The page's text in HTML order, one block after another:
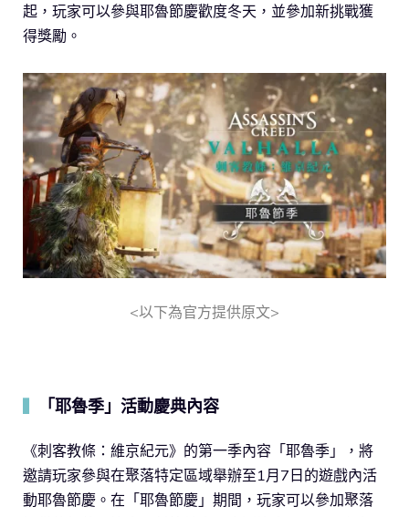
起，玩家可以參與耶魯節慶歡度冬天，並參加新挑戰獲
得獎勵。
<以下為官方提供原文>
「耶魯季」活動慶典內容
《刺客教條：維京紀元》的第一季內容「耶魯季」，將
邀請玩家參與在聚落特定區域舉辦至1月7日的遊戲內活
動耶魯節慶。在「耶魯節慶」期間，玩家可以參加聚落